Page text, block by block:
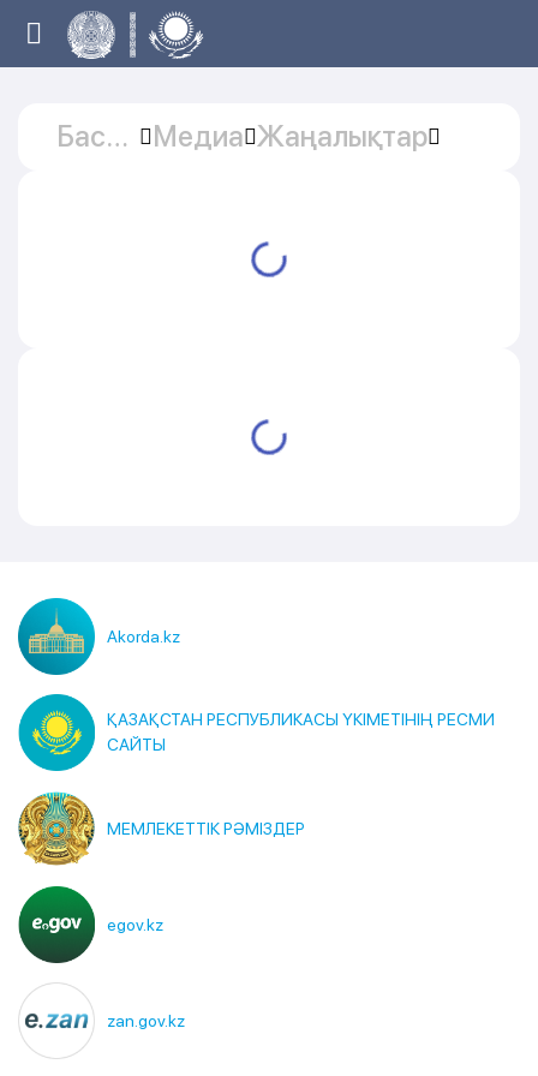
Басты
Медиа Жаңалықтар
Akorda.kz
ҚАЗАҚСТАН РЕСПУБЛИКАСЫ ҮКІМЕТІНІҢ РЕСМИ
САЙТЫ
МЕМЛЕКЕТТІК РӘМІЗДЕР
egov.kz
zan.gov.kz